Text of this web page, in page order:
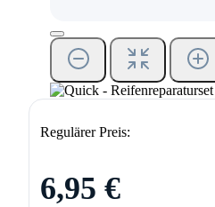
Regulärer Preis:
6,95 €